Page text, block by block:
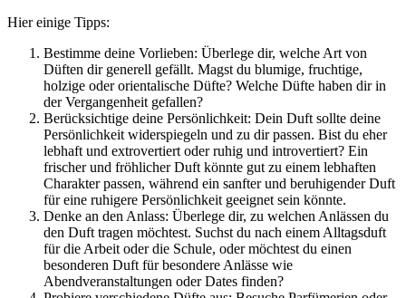
Hier einige Tipps:
Bestimme deine Vorlieben: Überlege dir, welche Art von
Düften dir generell gefällt. Magst du blumige, fruchtige,
holzige oder orientalische Düfte? Welche Düfte haben dir in
der Vergangenheit gefallen?
Berücksichtige deine Persönlichkeit: Dein Duft sollte deine
Persönlichkeit widerspiegeln und zu dir passen. Bist du eher
lebhaft und extrovertiert oder ruhig und introvertiert? Ein
frischer und fröhlicher Duft könnte gut zu einem lebhaften
Charakter passen, während ein sanfter und beruhigender Duft
für eine ruhigere Persönlichkeit geeignet sein könnte.
Denke an den Anlass: Überlege dir, zu welchen Anlässen du
den Duft tragen möchtest. Suchst du nach einem Alltagsduft
für die Arbeit oder die Schule, oder möchtest du einen
besonderen Duft für besondere Anlässe wie
Abendveranstaltungen oder Dates finden?